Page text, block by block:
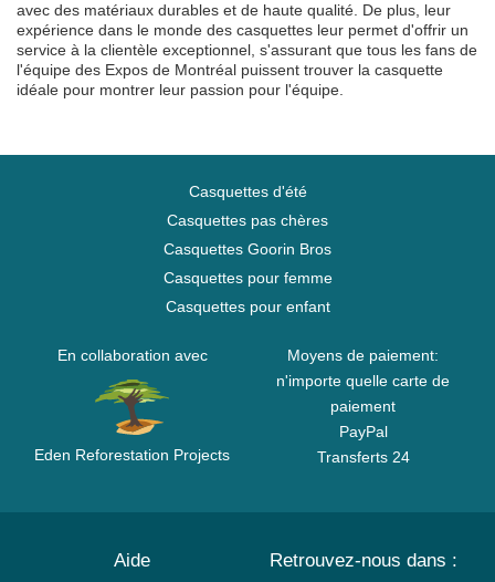
avec des matériaux durables et de haute qualité. De plus, leur
expérience dans le monde des casquettes leur permet d'offrir un
service à la clientèle exceptionnel, s'assurant que tous les fans de
l'équipe des Expos de Montréal puissent trouver la casquette
idéale pour montrer leur passion pour l'équipe.
Casquettes d'été
Casquettes pas chères
Casquettes Goorin Bros
Casquettes pour femme
Casquettes pour enfant
En collaboration avec
Eden Reforestation Projects
Moyens de paiement:
n'importe quelle carte de
paiement
PayPal
Transferts 24
Aide Retrouvez-nous dans :